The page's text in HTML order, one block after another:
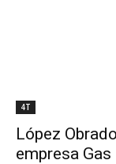
4T
López
empresa